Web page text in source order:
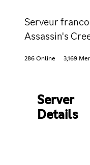
Serveur
Assassin's
286 Online 3,169
Server
Details